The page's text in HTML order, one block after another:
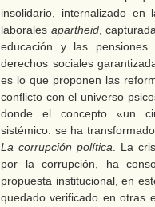
insolidario, internalizado
laborales apartheid,
educación y las
derechos sociales
es lo que proponen las
conflicto con el universo
donde el concepto «un
sistémico: se ha
La corrupción política . La
por la corrupción, ha
propuesta institucional, en
quedado verificado en otras